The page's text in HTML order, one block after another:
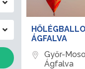
ÁGFALVA
Győr-
Ágfalva